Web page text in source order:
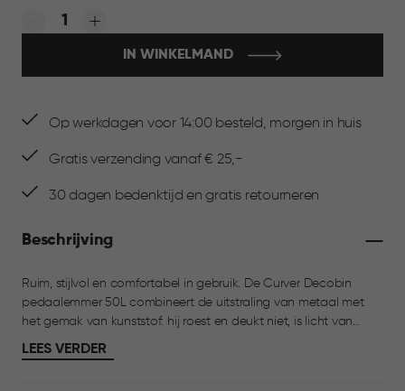
Quantity:
IN WINKELMAND
Op werkdagen voor 14:00 besteld, morgen in huis
Gratis verzending vanaf € 25,-
30 dagen bedenktijd en gratis retourneren
Beschrijving
Ruim, stijlvol en comfortabel in gebruik. De Curver Decobin
pedaalemmer 50L combineert de uitstraling van metaal met
het gemak van kunststof: hij roest en deukt niet, is licht van
gewicht, eenvoudig schoon te maken en blijft netjes doordat
vingerafdrukken niet zichtbaar zijn. Het brede, stevige pedaal
LEES VERDER